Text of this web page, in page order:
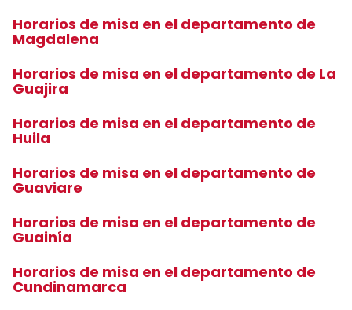
Horarios de misa en el departamento de
Magdalena
Horarios de misa en el departamento de La
Guajira
Horarios de misa en el departamento de
Huila
Horarios de misa en el departamento de
Guaviare
Horarios de misa en el departamento de
Guainía
Horarios de misa en el departamento de
Cundinamarca